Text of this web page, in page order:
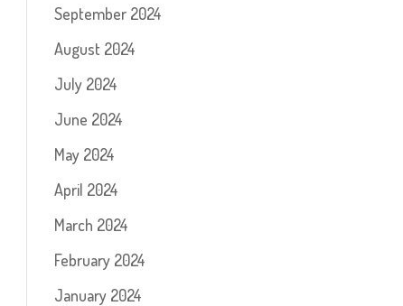
September 2024
August 2024
July 2024
June 2024
May 2024
April 2024
March 2024
February 2024
January 2024